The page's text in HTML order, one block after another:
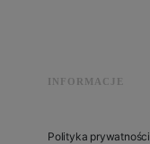
INFORMACJE
Polityka prywatności